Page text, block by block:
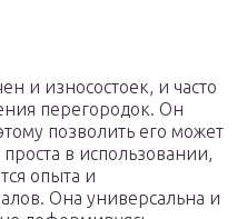
и износостоек, и часто
перегородок. Он
позволить его может
в использовании,
опыта и
Она универсальна и